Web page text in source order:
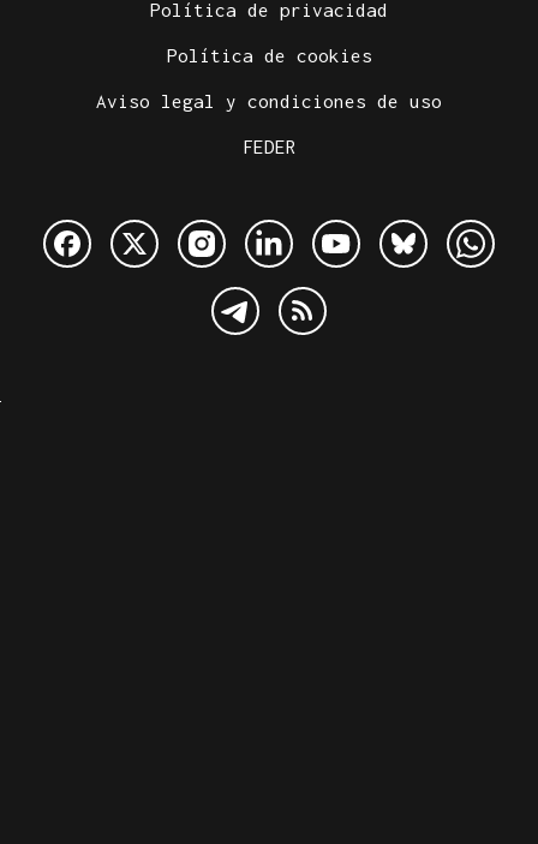
Política de privacidad
Política de cookies
Aviso legal y condiciones de uso
FEDER